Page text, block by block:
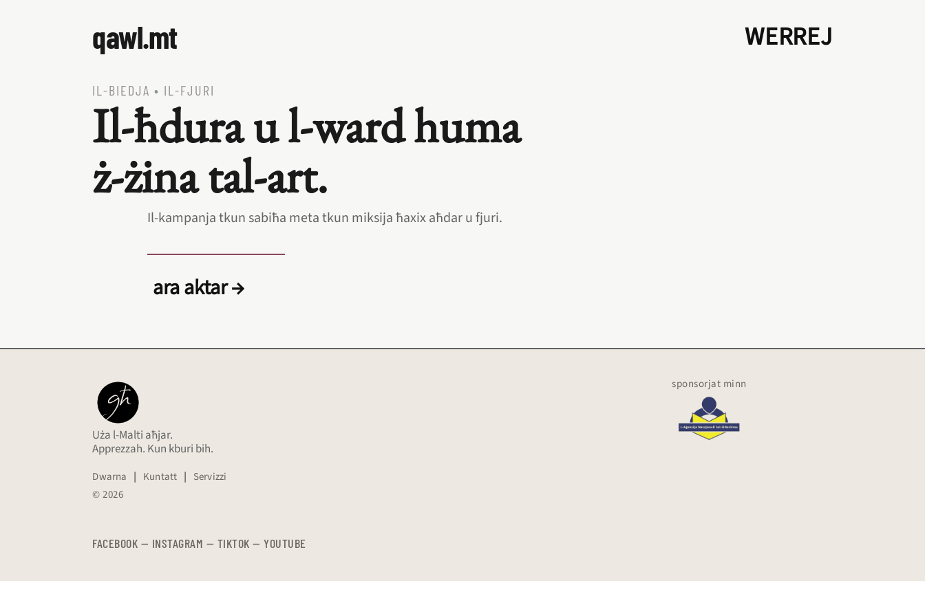
qawl.mt WERREJ
IL‑BIEDJA • IL‑FJURI
Il‑ħdura u l‑ward huma
ż‑żina tal‑art.
Il‑kampanja tkun sabiħa meta tkun miksija ħaxix aħdar u fjuri.
ara aktar →
Uża l-Malti aħjar.
Apprezzah. Kun kburi bih.
Dwarna | Kuntatt | Servizzi
© 2026
FACEBOOK — INSTAGRAM — TIKTOK — YOUTUBE
sponsorjat minn